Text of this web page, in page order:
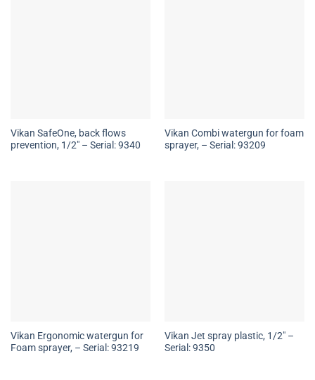
Vikan SafeOne, back flows
prevention, 1/2″ – Serial: 9340
Vikan Combi watergun for foam
sprayer, – Serial: 93209
Vikan Ergonomic watergun for
Foam sprayer, – Serial: 93219
Vikan Jet spray plastic, 1/2″ –
Serial: 9350